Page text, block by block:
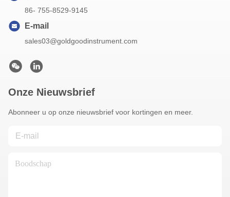
86- 755-8529-9145
E-mail
sales03@goldgoodinstrument.com
Onze Nieuwsbrief
Abonneer u op onze nieuwsbrief voor kortingen en meer.